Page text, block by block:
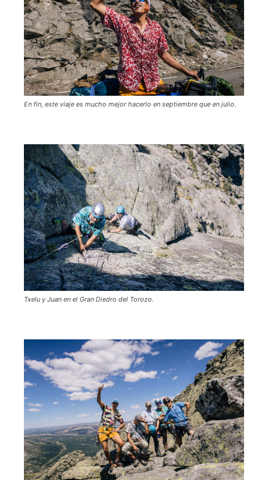
En fin, este viaje es mucho mejor hacerlo en septiembre que en julio.
Txelu y Juan en el Gran Diedro del Torozo.